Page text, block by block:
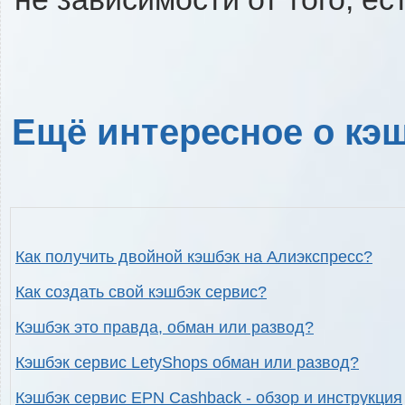
Ещё интересное о
Как получить двойной кэшбэк на Алиэкспресс?
Как создать свой кэшбэк сервис?
Кэшбэк это правда, обман или развод?
Кэшбэк сервис LetyShops обман или развод?
Кэшбэк сервис EPN Cashback - обзор и инструкция